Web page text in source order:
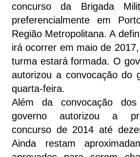
concurso da Brigada
preferencialmente em
Região Metropolitana. A
irá ocorrer em maio de
turma estará formada. O
autorizou a convocação do
quarta-feira.
Além da convocação
governo autorizou a
concurso de 2014 até
Ainda restam